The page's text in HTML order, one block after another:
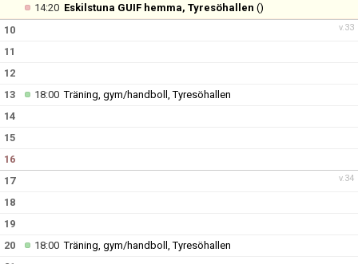
14:20 Eskilstuna GUIF hemma, Tyresöhallen ()
v.33
10
11
12
13
18:00Träning, gym/handboll, Tyresöhallen
14
15
16
v.34
17
18
19
20
18:00Träning, gym/handboll, Tyresöhallen